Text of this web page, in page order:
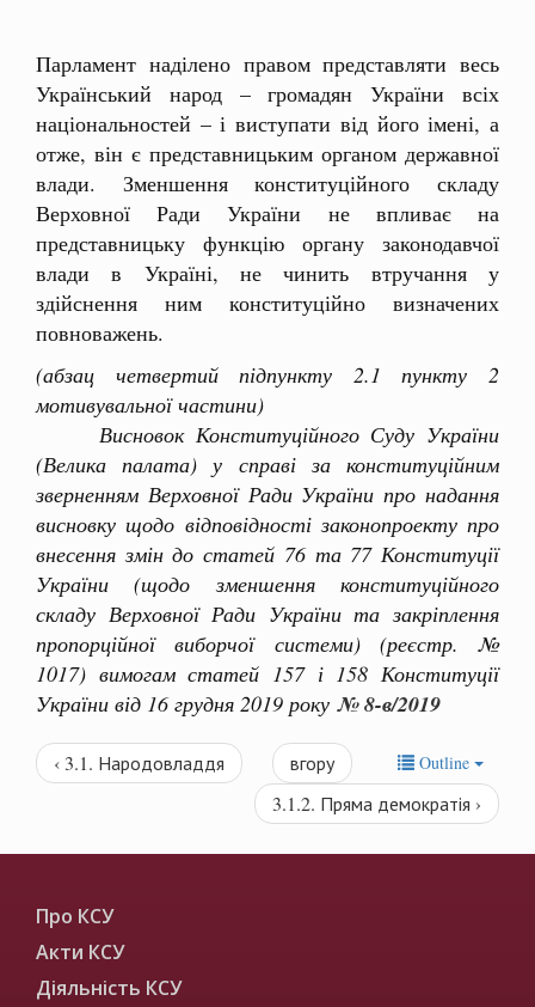
Парламент наділено правом представляти весь
Український народ – громадян України всіх
національностей – і виступати від його імені, а
отже, він є представницьким органом державної
влади. Зменшення конституційного складу
Верховної Ради України не впливає на
представницьку функцію органу законодавчої
влади в Україні, не чинить втручання у
здійснення ним конституційно визначених
повноважень.
(абзац четвертий підпункту 2.1 пункту 2
мотивувальної частини)
Висновок Конституційного Суду України
(Велика палата) у справі за конституційним
зверненням Верховної Ради України про надання
висновку щодо відповідності законопроекту про
внесення змін до статей 76 та 77 Конституції
України (щодо зменшення конституційного
складу Верховної Ради України та закріплення
пропорційної виборчої системи) (реєстр. №
1017) вимогам статей 157 і 158 Конституції
України від 16 грудня 2019 року № 8-в/2019
Outline
‹ 3.1. Народовладдя
вгору
3.1.2. Пряма демократія ›
Про КСУ
Акти КСУ
Діяльність КСУ